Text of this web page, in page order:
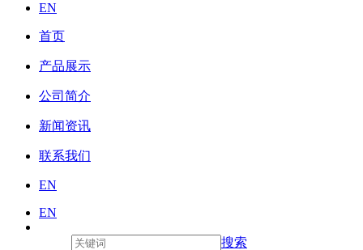
EN
首页
产品展示
公司简介
新闻资讯
联系我们
EN
EN
搜索